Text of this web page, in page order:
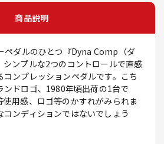
商品説明
ペダルのひとつ『Dyna Comp（ダ
シンプルな2つのコントロールで直感
ンプレッションペダルです。こち
ンドロゴ、1980年頃出荷の1台で
用感、ロゴ等のかすれがみられま
ンディションではないでしょう